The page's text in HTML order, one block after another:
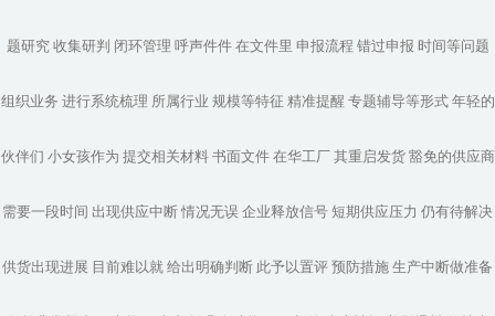
题研究 收集研判 闭环管理 呼声件件 在文件里 申报流程 错过申报 时间等问题
组织业务 进行系统梳理 所属行业 规模等特征 精准提醒 专题辅导等形式 年轻的
伙伴们 小女孩作为 提交相关材料 书面文件 在华工厂 其重启发货 豁免的供应商
需要一段时间 出现供应中断 情况无误 企业释放信号 短期供应压力 仍有待解决
供货出现进展 目前难以就 给出明确判断 此予以置评 预防措施 生产中断做准备